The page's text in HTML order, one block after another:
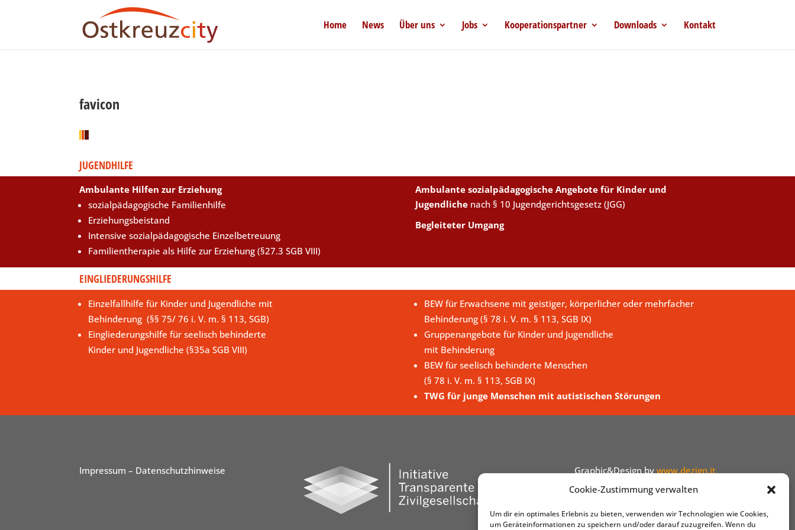
Cookie-Zustimmung verwalten
Um dir ein optimales Erlebnis zu bieten, verwenden wir Technologien wie Cookies,
um Geräteinformationen zu speichern und/oder darauf zuzugreifen. Wenn du
Home News Über uns Jobs Kooperationspartner Downloads Kontakt
favicon
JUGENDHILFE
Ambulante Hilfen zur Erziehung
sozialpädagogische Familienhilfe
Erziehungsbeistand
Intensive sozialpädagogische Einzelbetreuung
Familientherapie als Hilfe zur Erziehung (§27.3 SGB VIII)
Ambulante sozialpädagogische Angebote für Kinder und
Jugendliche nach § 10 Jugendgerichtsgesetz (JGG)
Begleiteter Umgang
EINGLIEDERUNGSHILFE
Einzelfallhilfe für Kinder und Jugendliche mit
Behinderung (§§ 75/ 76 i. V. m. § 113, SGB)
Eingliederungshilfe für seelisch behinderte
Kinder und Jugendliche (§35a SGB VIII)
BEW für Erwachsene mit geistiger, körperlicher oder mehrfacher
Behinderung (§ 78 i. V. m. § 113, SGB IX)
Gruppenangebote für Kinder und Jugendliche
mit Behinderung
BEW für seelisch behinderte Menschen
(§ 78 i. V. m. § 113, SGB IX)
TWG für junge Menschen mit autistischen Störungen
Impressum – Datenschutzhinweise Graphic&Design by www.dezign.it